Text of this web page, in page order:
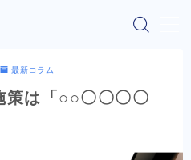
最新コラム
策は「○○〇〇〇〇